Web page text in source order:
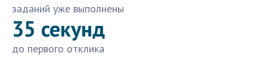
заданий уже выполнены
35 секунд
до первого отклика